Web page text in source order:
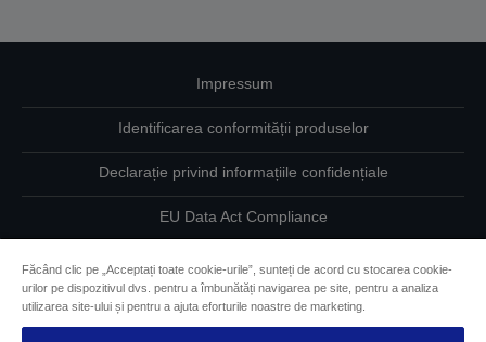
Impressum
Identificarea conformității produselor
Declarație privind informațiile confidențiale
EU Data Act Compliance
Informaţii despre modulele cookie
Făcând clic pe „Acceptați toate cookie-urile”, sunteți de acord cu stocarea cookie-
urilor pe dispozitivul dvs. pentru a îmbunătăți navigarea pe site, pentru a analiza
utilizarea site-ului și pentru a ajuta eforturile noastre de marketing.